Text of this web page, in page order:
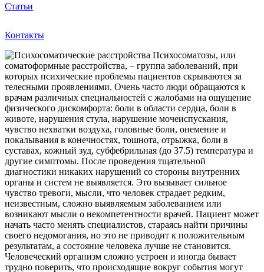
Статьи
Контакты
Психосоматозы, или
соматоформные расстройства, – группа заболеваний, при
которых психические проблемы пациентов скрываются за
телесными проявлениями. Очень часто люди обращаются к
врачам различных специальностей с жалобами на ощущение
физического дискомфорта: боли в области сердца, боли в
животе, нарушения стула, нарушение мочеиспускания,
чувство нехватки воздуха, головные боли, онемение и
покалывания в конечностях, тошнота, отрыжка, боли в
суставах, кожный зуд, субфебрильная (до 37.5) температура и
другие симптомы. После проведения тщательной
диагностики никаких нарушений со стороны внутренних
органы и систем не выявляется. Это вызывает сильное
чувство тревоги, мысли, что человек страдает редким,
неизвестным, сложно выявляемым заболеванием или
возникают мысли о некомпетентности врачей. Пациент может
начать часто менять специалистов, стараясь найти причины
своего недомогания, но это не приводит к положительным
результатам, а состояние человека лучше не становится.
Человеческий организм сложно устроен и иногда бывает
трудно поверить, что происходящие вокруг события могут